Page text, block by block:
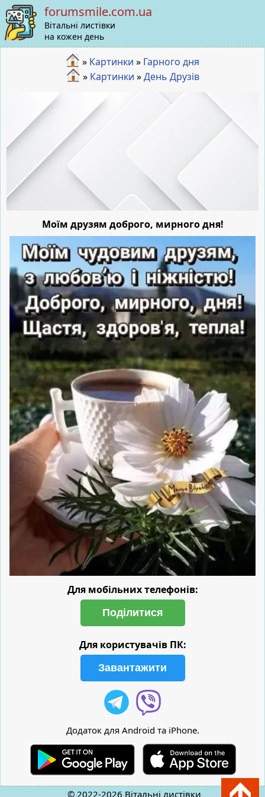
forumsmile.com.ua
Вітальні листівки
на кожен день
» Картинки » Гарного дня
» Картинки »День Друзів
Моїм друзям доброго, мирного дня!
Для мобільних телефонів:
Поділитися
Для користувачів ПК:
Завантажити
Додаток для Android та iPhone.
© 2022-2026 Вітальні листівки